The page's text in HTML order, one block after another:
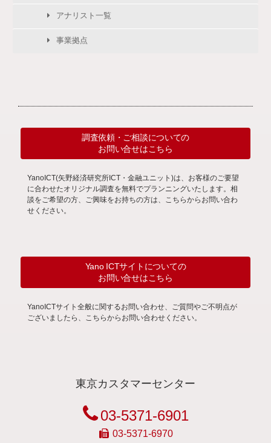
アナリスト一覧
事業拠点
調査依頼・ご相談についての
お問い合せはこちら
YanoICT(矢野経済研究所ICT・金融ユニット)は、お客様のご要望
に合わせたオリジナル調査を無料でプランニングいたします。相
談をご希望の方、ご興味をお持ちの方は、こちらからお問い合わ
せください。
Yano ICTサイトについての
お問い合せはこちら
YanoICTサイト全般に関するお問い合わせ、ご質問やご不明点が
ございましたら、こちらからお問い合わせください。
東京カスタマーセンター
03-5371-6901
03-5371-6970